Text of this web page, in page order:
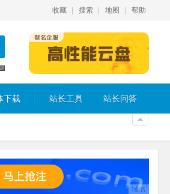
收藏 搜索 地图 帮助
下载 站长工具 站长问答
域名